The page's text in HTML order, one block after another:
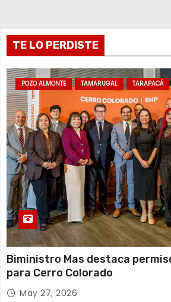
r
a
d
a
s
TE LO PERDISTE
POZO ALMONTE TAMARUGAL TARAPACÁ
Biministro Mas destaca
para Cerro Colorado
May 27, 2026